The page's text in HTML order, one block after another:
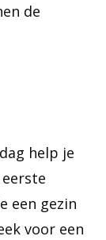
de
help je
een gezin
voor een